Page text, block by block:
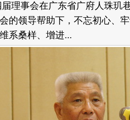
理事会在广东省广府人珠玑
的领导帮助下，不忘初心、
系桑样、增进...